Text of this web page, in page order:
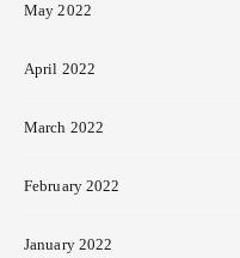
May 2022
April 2022
March 2022
February 2022
January 2022